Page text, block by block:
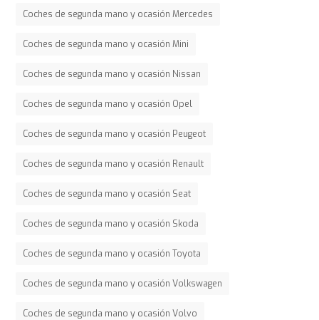
Coches de segunda mano y ocasión Mercedes
Coches de segunda mano y ocasión Mini
Coches de segunda mano y ocasión Nissan
Coches de segunda mano y ocasión Opel
Coches de segunda mano y ocasión Peugeot
Coches de segunda mano y ocasión Renault
Coches de segunda mano y ocasión Seat
Coches de segunda mano y ocasión Skoda
Coches de segunda mano y ocasión Toyota
Coches de segunda mano y ocasión Volkswagen
Coches de segunda mano y ocasión Volvo